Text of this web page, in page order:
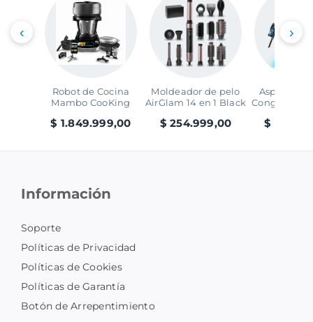
‹
Robot de Cocina
Mambo CooKing
$ 1.849.999,00
Moldeador de pelo
AirGlam 14 en 1 Black
$ 254.999,00
Aspirador
Conga
$
›
Información
Soporte
Políticas de Privacidad
Políticas de Cookies
Políticas de Garantía
Botón de Arrepentimiento